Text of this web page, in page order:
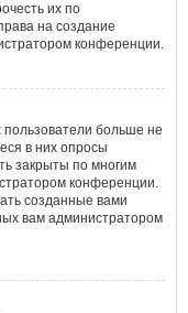
их по
на создание
конференции.
больше не
в них опросы
закрыты по многим
конференции.
созданные вами
вам администратором